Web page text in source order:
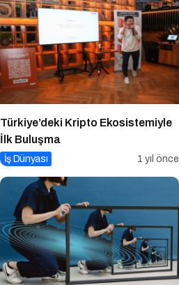
Türkiye’deki Kripto Ekosistemiyle
İlk Buluşma
İş Dünyası 1 yıl önce